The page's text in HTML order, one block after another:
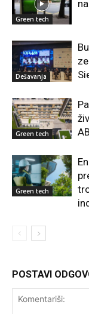
Green tech
Dešavanja
Green tech
Green tech
POSTAVI